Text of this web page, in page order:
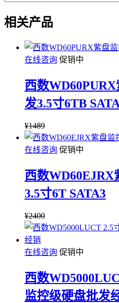
相关产品
在线咨询 促销中
西数
发3.5寸6TB SATA
¥1489
在线咨询 促销中
西数WD60EJRX
3.5寸6T SATA3
¥2400
在线咨询 促销中
西数
监控级硬盘批发